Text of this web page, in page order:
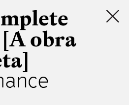
obra